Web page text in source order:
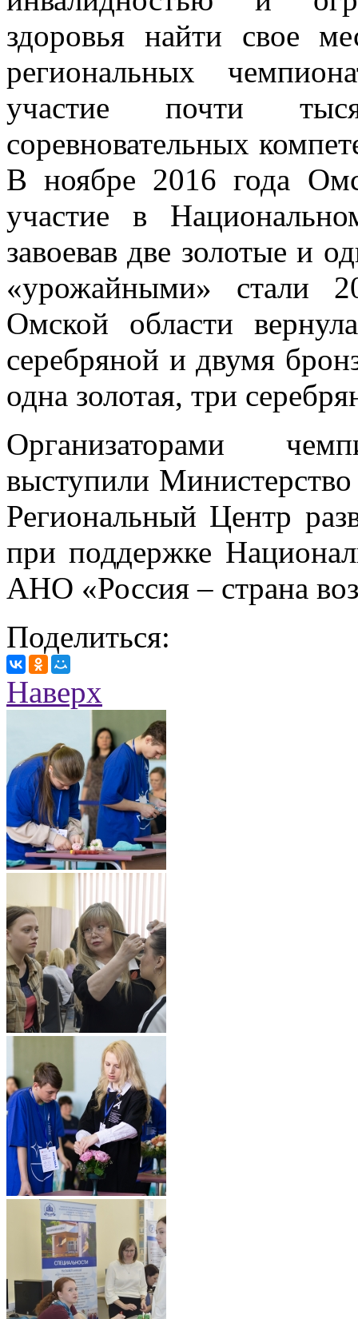
здоровья найти свое
региональных
участие почти
соревновательных
В ноябре 2016 года
участие в
завоевав две золотые и
«урожайными» стали
Омской области
серебряной и двумя
одна золотая, три
Организаторами
выступили
Региональный Центр
при поддержке
АНО «Россия – страна
Поделиться:
Наверх